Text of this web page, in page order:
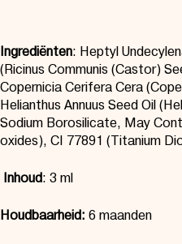
Ingrediënten: Heptyl
(Ricinus Communis (Castor)
Copernicia CeriferaCera
Helianthus Annuus Seed Oil
Sodium Borosilicate, May
oxides), CI 77891 (Titanium
Inhoud: 3 ml
Houdbaarheid: 6 maanden